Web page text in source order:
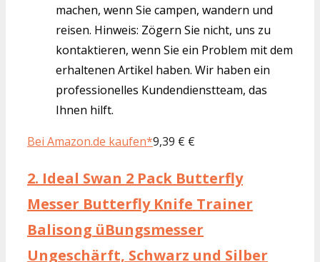
machen, wenn Sie campen, wandern und
reisen. Hinweis: Zögern Sie nicht, uns zu
kontaktieren, wenn Sie ein Problem mit dem
erhaltenen Artikel haben. Wir haben ein
professionelles Kundendienstteam, das
Ihnen hilft.
Bei Amazon.de kaufen*9,39 € €
2. Ideal Swan 2 Pack Butterfly
Messer Butterfly Knife Trainer
Balisong üBungsmesser
Ungeschärft, Schwarz und Silber